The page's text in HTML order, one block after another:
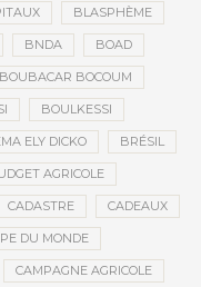
BLASPHÈME
BNDA BOAD
BOUBACAR BOCOUM
BOULKESSI
ELY DICKO BRÉSIL
AGRICOLE
CADASTRE CADEAUX
DU MONDE
CAMPAGNE AGRICOLE